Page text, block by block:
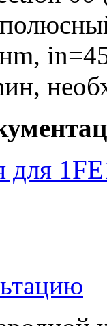
для